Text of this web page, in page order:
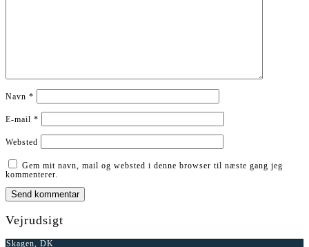
Navn *
E-mail *
Websted
Gem mit navn, mail og websted i denne browser til næste gang jeg
kommenterer.
Vejrudsigt
Skagen, DK